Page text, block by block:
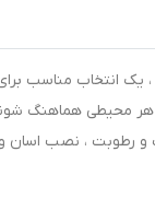
یک انتخاب مناسب
هر محیطی هماهنگ
، نصب اسان و